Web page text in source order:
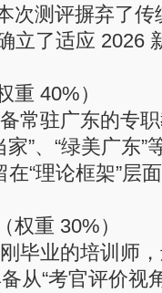
次测评摒弃了传
立了适应 2026
重 40%）
常驻广东的专
家”、“绿美广东
“理论框架”层
权重 30%）
毕业的培训师
从“考官评价视